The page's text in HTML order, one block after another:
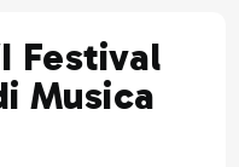
Festival
Musica